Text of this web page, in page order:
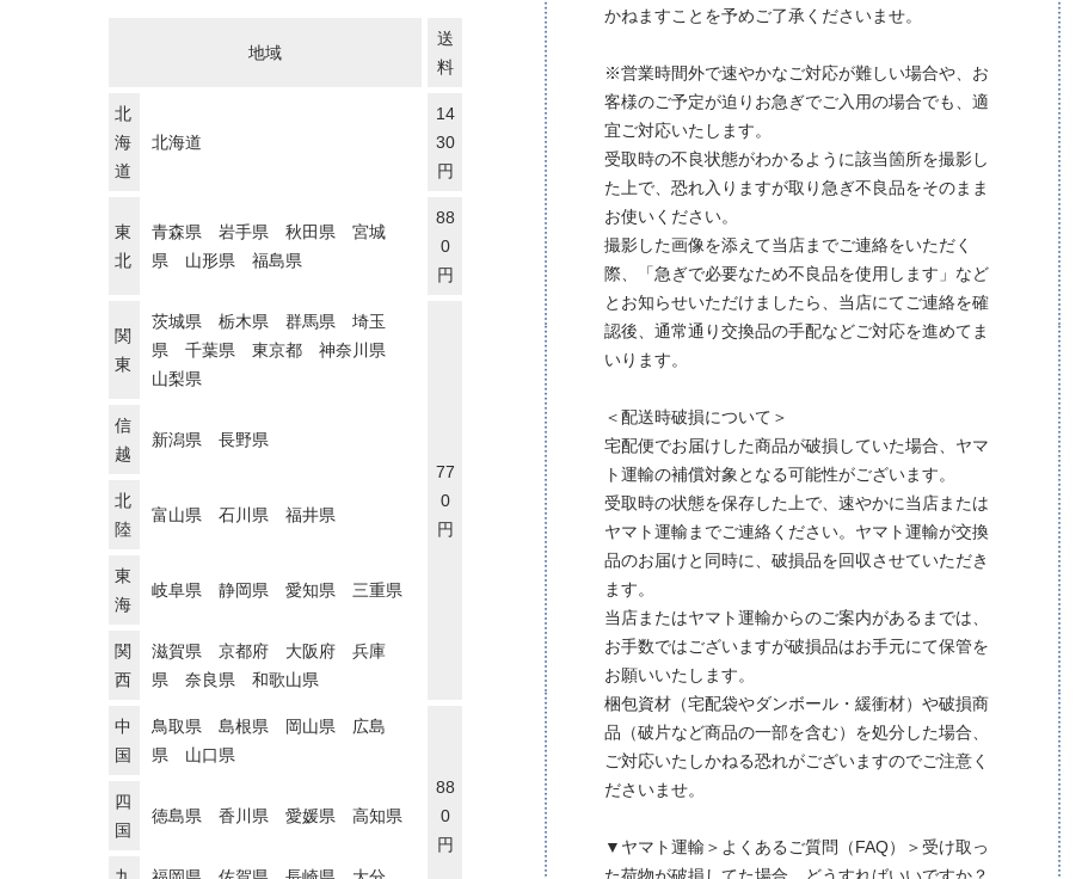
地域
送
料
北
海
道
北海道
14
30
円
東
北
青森県 岩手県 秋田県 宮城
県 山形県 福島県
88
0
円
関
東
茨城県 栃木県 群馬県 埼玉
県 千葉県 東京都 神奈川県
山梨県
77
0
円
信
越
新潟県 長野県
北
陸
富山県 石川県 福井県
東
海
岐阜県 静岡県 愛知県 三重県
関
西
滋賀県 京都府 大阪府 兵庫
県 奈良県 和歌山県
中
国
鳥取県 島根県 岡山県 広島
県 山口県
88
0
円
四
国
徳島県 香川県 愛媛県 高知県
かねますことを予めご了承くださいませ。
※営業時間外で速やかなご対応が難しい場合や、お
客様のご予定が迫りお急ぎでご入用の場合でも、適
宜ご対応いたします。
受取時の不良状態がわかるように該当箇所を撮影し
た上で、恐れ入りますが取り急ぎ不良品をそのまま
お使いください。
撮影した画像を添えて当店までご連絡をいただく
際、「急ぎで必要なため不良品を使用します」など
とお知らせいただけましたら、当店にてご連絡を確
認後、通常通り交換品の手配などご対応を進めてま
いります。
＜配送時破損について＞
宅配便でお届けした商品が破損していた場合、ヤマ
ト運輸の補償対象となる可能性がございます。
受取時の状態を保存した上で、速やかに当店または
ヤマト運輸までご連絡ください。ヤマト運輸が交換
品のお届けと同時に、破損品を回収させていただき
ます。
当店またはヤマト運輸からのご案内があるまでは、
お手数ではございますが破損品はお手元にて保管を
お願いいたします。
梱包資材（宅配袋やダンボール・緩衝材）や破損商
品（破片など商品の一部を含む）を処分した場合、
ご対応いたしかねる恐れがございますのでご注意く
ださいませ。
▼ヤマト運輸＞よくあるご質問（FAQ）＞受け取っ